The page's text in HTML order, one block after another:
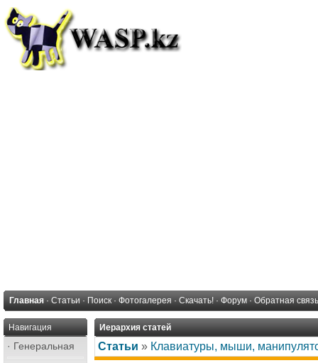
Главная · Статьи · Поиск · Фотогалерея · Скачать! · Форум · Обратная связь
Навигация
· Генеральная
Иерархия статей
Статьи » Клавиатуры, мыши,